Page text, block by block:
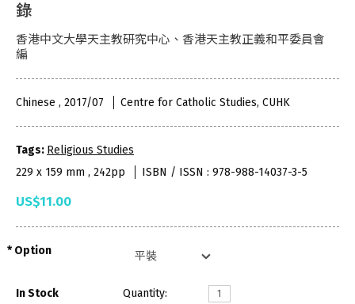
錄
香港中文大學天主教研究中心、香港天主教正義和平委員會
編
Chinese , 2017/07 Centre for Catholic Studies, CUHK
Tags: Religious Studies
229 x 159 mm , 242pp
ISBN / ISSN : 978-988-14037-3-5
US$11.00
Option
In Stock Quantity: